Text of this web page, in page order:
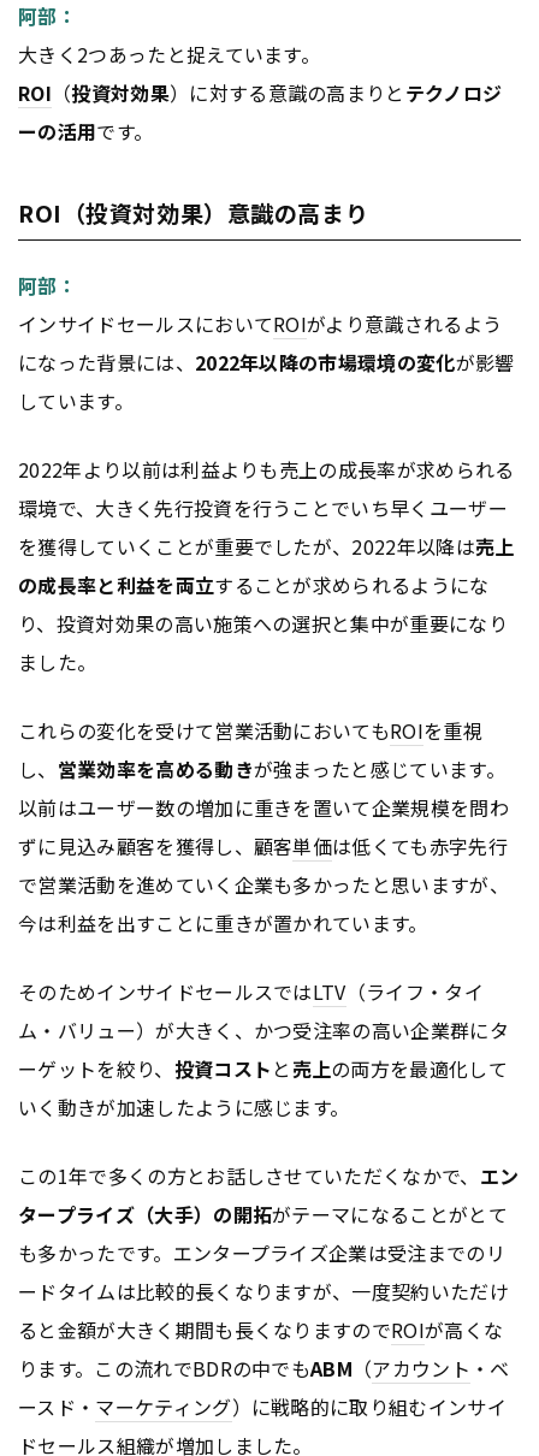
阿部：
大きく2つあったと捉えています。
ROI （投資対効果）に対する意識の高まりと テクノロジ
ーの活用です。
ROI（投資対効果）意識の高まり
阿部：
インサイドセールスにおいてROIがより意識されるよう
になった背景には、 2022年以降の市場環境の変化が影響
しています。
2022年より以前は利益よりも売上の成長率が求められる
環境で、大きく先行投資を行うことでいち早くユーザー
を獲得していくことが重要でしたが、2022年以降は売上
の成長率と利益を両立することが求められるようにな
り、投資対効果の高い施策への選択と集中が重要になり
ました。
これらの変化を受けて営業活動においてもROIを重視
し、 営業効率を高める動きが強まったと感じています。
以前はユーザー数の増加に重きを置いて企業規模を問わ
ずに見込み顧客を獲得し、顧客単価は低くても赤字先行
で営業活動を進めていく企業も多かったと思いますが、
今は利益を出すことに重きが置かれています。
そのためインサイドセールスではLTV （ライフ・タイ
ム・バリュー）が大きく、かつ受注率の高い企業群にタ
ーゲットを絞り、 投資コスト と売上の両方を最適化して
いく動きが加速したように感じます。
この1年で多くの方とお話しさせていただくなかで、 エン
タープライズ（大手）の開拓がテーマになることがとて
も多かったです。エンタープライズ企業は受注までのリ
ードタイムは比較的長くなりますが、一度契約いただけ
ると金額が大きく期間も長くなりますのでROIが高くな
ります。この流れでBDRの中でもABM （アカウント ・ベ
ースド・ マーケティング）に戦略的に取り組むインサイ
ドセールス組織が増加しました。